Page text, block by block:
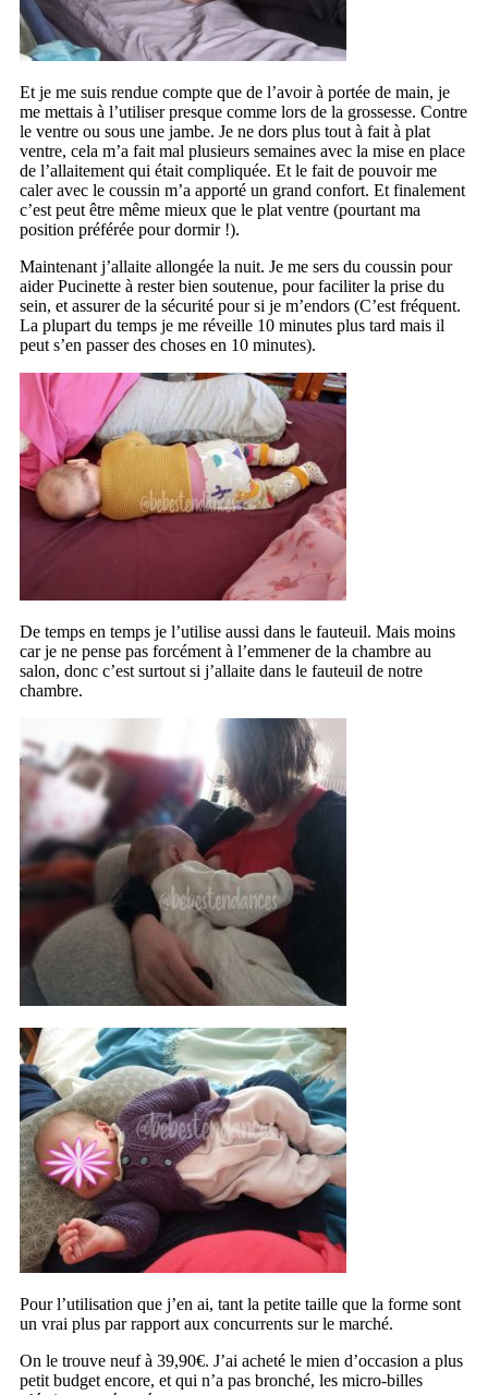
Et je me suis rendue compte que de l’avoir à portée de main, je
me mettais à l’utiliser presque comme lors de la grossesse. Contre
le ventre ou sous une jambe. Je ne dors plus tout à fait à plat
ventre, cela m’a fait mal plusieurs semaines avec la mise en place
de l’allaitement qui était compliquée. Et le fait de pouvoir me
caler avec le coussin m’a apporté un grand confort. Et finalement
c’est peut être même mieux que le plat ventre (pourtant ma
position préférée pour dormir !).
Maintenant j’allaite allongée la nuit. Je me sers du coussin pour
aider Pucinette à rester bien soutenue, pour faciliter la prise du
sein, et assurer de la sécurité pour si je m’endors (C’est fréquent.
La plupart du temps je me réveille 10 minutes plus tard mais il
peut s’en passer des choses en 10 minutes).
De temps en temps je l’utilise aussi dans le fauteuil. Mais moins
car je ne pense pas forcément à l’emmener de la chambre au
salon, donc c’est surtout si j’allaite dans le fauteuil de notre
chambre.
Pour l’utilisation que j’en ai, tant la petite taille que la forme sont
un vrai plus par rapport aux concurrents sur le marché.
On le trouve neuf à 39,90€. J’ai acheté le mien d’occasion a plus
petit budget encore, et qui n’a pas bronché, les micro-billes